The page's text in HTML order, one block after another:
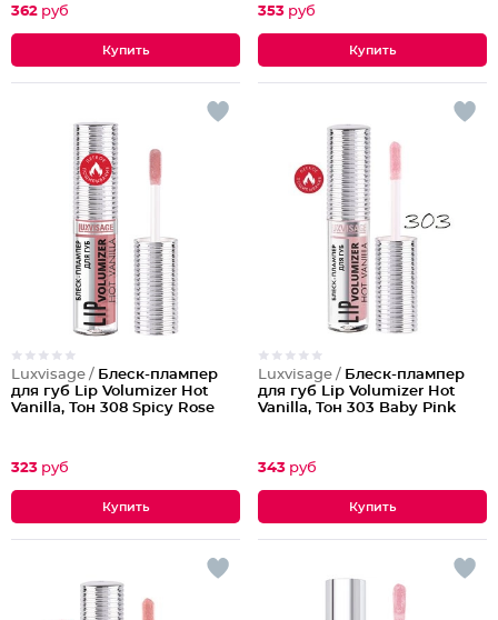
362 руб 353 руб
Luxvisage / Блеск-плампер
для губ Lip Volumizer Hot
Vanilla, Тон 308 Spicy Rose
323 руб
Luxvisage / Блеск-плампер
для губ Lip Volumizer Hot
Vanilla, Тон 303 Baby Pink
343 руб